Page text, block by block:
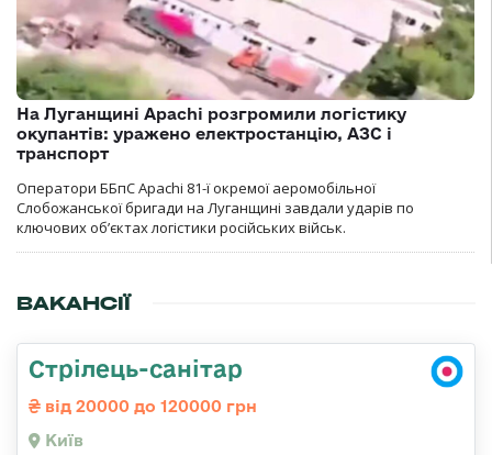
На Луганщині Apachi розгромили логістику
окупантів: уражено електростанцію, АЗС і
транспорт
Оператори ББпС Apachi 81-ї окремої аеромобільної
Слобожанської бригади на Луганщині завдали ударів по
ключових об’єктах логістики російських військ.
ВАКАНСІЇ
Стрілець-санітар
від 20000 до 120000 грн
Київ